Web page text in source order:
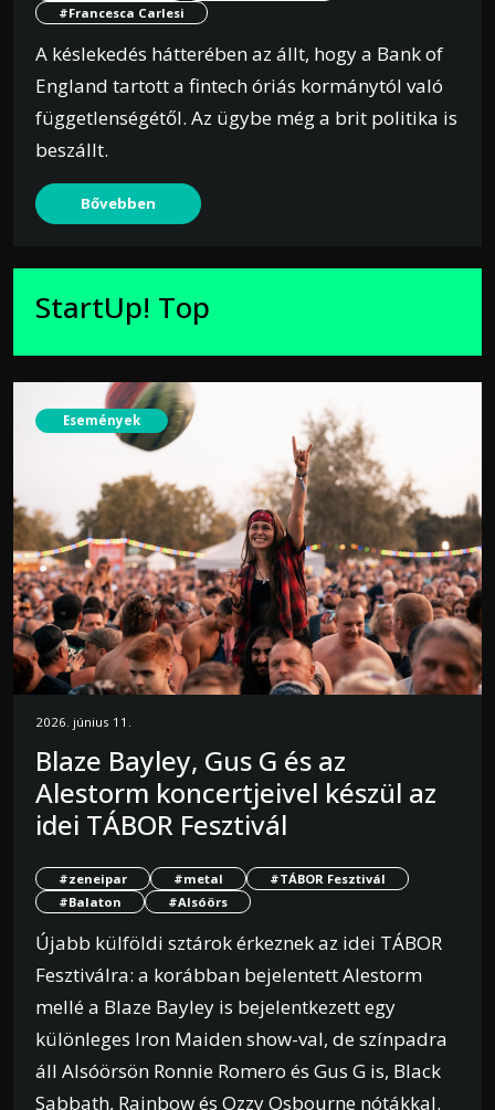
#Francesca Carlesi
A késlekedés hátterében az állt, hogy a Bank of
England tartott a fintech óriás kormánytól való
függetlenségétől. Az ügybe még a brit politika is
beszállt.
Bővebben
StartUp! Top
Események
2026. június 11.
Blaze Bayley, Gus G és az
Alestorm koncertjeivel készül az
idei TÁBOR Fesztivál
#zeneipar #metal
#TÁBOR Fesztivál
#Balaton
#Alsóörs
Újabb külföldi sztárok érkeznek az idei TÁBOR
Fesztiválra: a korábban bejelentett Alestorm
mellé a Blaze Bayley is bejelentkezett egy
különleges Iron Maiden show-val, de színpadra
áll Alsóörsön Ronnie Romero és Gus G is, Black
Sabbath, Rainbow és Ozzy Osbourne nótákkal.